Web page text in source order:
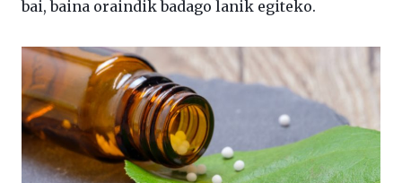
bai, baina oraindik badago lanik egiteko.